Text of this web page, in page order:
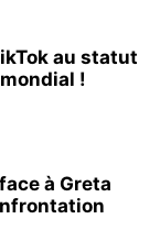
au statut
!
à Greta